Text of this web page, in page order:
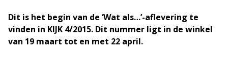
Dit is het begin van de ‘Wat als…’-aflevering te
vinden in KIJK 4/2015. Dit nummer ligt in de winkel
van 19 maart tot en met 22 april.